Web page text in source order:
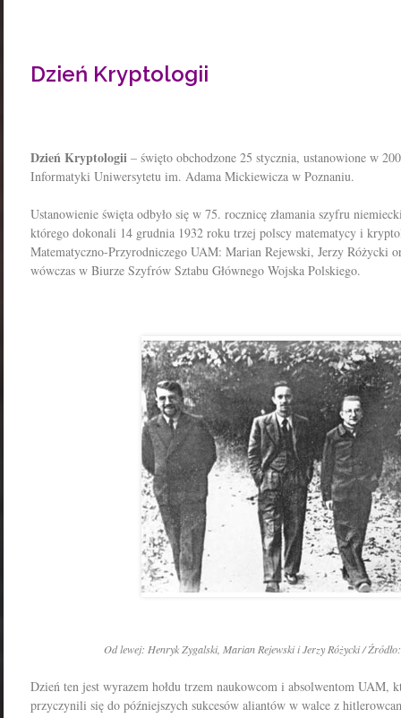
Dzień Kryptologii
Dzień Kryptologii – święto obchodzone 25 stycznia, ustanowione w
Informatyki Uniwersytetu im. Adama Mickiewicza w Poznaniu.
Ustanowienie święta odbyło się w 75. rocznicę złamania szyfru
którego dokonali 14 grudnia 1932 roku trzej polscy matematycy i
Matematyczno-Przyrodniczego UAM: Marian Rejewski, Jerzy Różycki
wówczas w Biurze Szyfrów Sztabu Głównego Wojska Polskiego.
Od lewej: Henryk Zygalski, Marian Rejewski i Jerzy Różycki /
Dzień ten jest wyrazem hołdu trzem naukowcom i absolwentom UAM,
przyczynili się do późniejszych sukcesów aliantów w walce z